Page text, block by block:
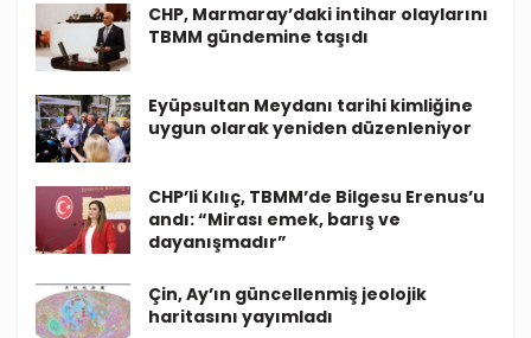
CHP, Marmaray’daki intihar olaylarını
TBMM gündemine taşıdı
Eyüpsultan Meydanı tarihi kimliğine
uygun olarak yeniden düzenleniyor
CHP’li Kılıç, TBMM’de Bilgesu Erenus’u
andı: “Mirası emek, barış ve
dayanışmadır”
Çin, Ay’ın güncellenmiş jeolojik
haritasını yayımladı